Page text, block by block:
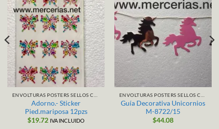
Adorno.- Sticker
Pied.mariposa 12pzs
$19.72 IVA INCLUIDO
Guía Decorativa Unicornios
M-8722/15
$44.08